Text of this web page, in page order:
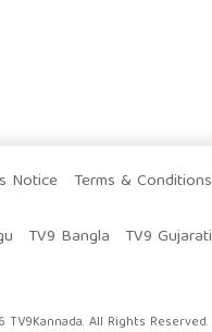
Notice Terms & Conditions
TV9 Bangla TV9 Gujarati
All Rights Reserved.